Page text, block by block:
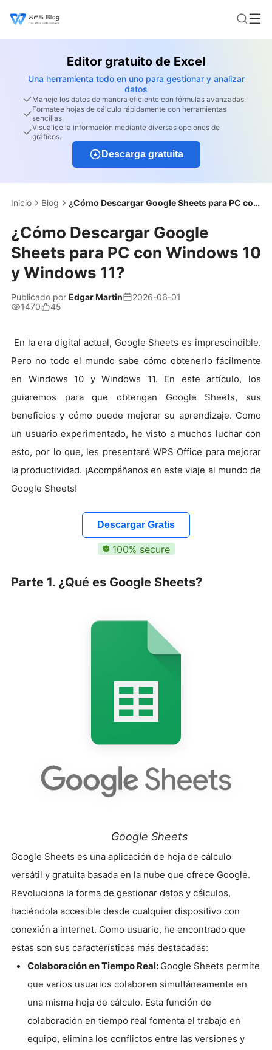
Editor gratuito de Excel
Una herramienta todo en uno para gestionar y analizar
datos
Maneje los datos de manera eficiente con fórmulas avanzadas.
Formatee hojas de cálculo rápidamente con herramientas
sencillas.
Visualice la información mediante diversas opciones de
gráficos.
Descarga gratuita
Inicio Blog ¿Cómo Descargar Google Sheets para PC con Windows 10 y Windows 11?
¿Cómo Descargar Google
Sheets para PC con Windows 10
y Windows 11?
Publicado por Edgar Martin
2026-06-01
1470
45
En la era digital actual, Google Sheets es imprescindible.
Pero no todo el mundo sabe cómo obtenerlo fácilmente
en Windows 10 y Windows 11. En este artículo, los
guiaremos para que obtengan Google Sheets, sus
beneficios y cómo puede mejorar su aprendizaje. Como
un usuario experimentado, he visto a muchos luchar con
esto, por lo que, les presentaré WPS Office para mejorar
la productividad. ¡Acompáñanos en este viaje al mundo de
Google Sheets!
Descargar Gratis
100% secure
Parte 1. ¿Qué es Google Sheets?
Google Sheets
Google Sheets es una aplicación de hoja de cálculo
versátil y gratuita basada en la nube que ofrece Google.
Revoluciona la forma de gestionar datos y cálculos,
haciéndola accesible desde cualquier dispositivo con
conexión a internet. Como usuario, he encontrado que
estas son sus características más destacadas:
Colaboración en Tiempo Real: Google Sheets permite
que varios usuarios colaboren simultáneamente en
una misma hoja de cálculo. Esta función de
colaboración en tiempo real fomenta el trabajo en
equipo, elimina los conflictos entre las versiones y